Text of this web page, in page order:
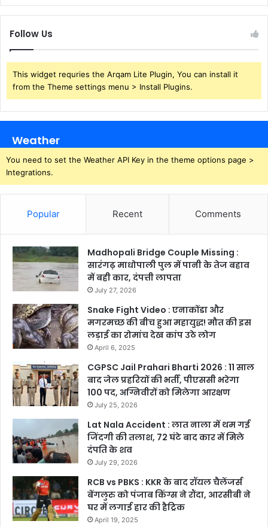
Follow Us
This widget requries the Arqam Lite Plugin, You can install it
from the Theme settings menu > Install Plugins.
Weather
You need to set the Weather API Key in the theme options page >
Integrations.
Popular Recent Comments
Madhopali Bridge Couple Missing :
सारंगढ़ माधोपाली पुल में पानी के तेज बहाव
में बही कार, दंपत्ती लापता
July 27, 2026
Snake Fight Video : एनाकोंडा और
मगरमच्छ की बीच हुआ महायुद्ध! मौत की इस
लड़ाई का रोमांच देख कांप उठे लोग
April 6, 2025
CGPSC Jail Prahari Bharti 2026 : 11 साल
बाद जेल प्रहरियों की भर्ती, पीएससी भरेगा
100 पद, अग्निवीरों को मिलेगा आरक्षण
July 25, 2026
Lat Nala Accident : लात नाला में थम गई
जिंदगी की तलाश, 72 घंटे बाद कार में मिले
दंपति के शव
July 29, 2026
RCB vs PBKS : KKR के बाद रॉयल चैलेंजर्स
बेंगलुरु को पंजाब किंग्स ने रौंदा, आरसीबी ने
घर में लगाई हार की हैट्रिक
April 19, 2025